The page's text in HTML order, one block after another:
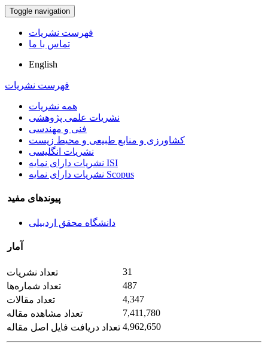
Toggle navigation
فهرست نشریات
تماس با ما
English
فهرست نشریات
همه نشریات
نشریات علمی پژوهشی
فنی و مهندسی
کشاورزی و منابع طبیعی و محیط زیست
نشریات انگلیسی
نشریات دارای نمایه ISI
نشریات دارای نمایه Scopus
پیوندهای مفید
دانشگاه محقق اردبیلی
آمار
تعداد نشریات
31
تعداد شماره‌ها
487
تعداد مقالات
4,347
تعداد مشاهده مقاله
7,411,780
تعداد دریافت فایل اصل مقاله 4,962,650